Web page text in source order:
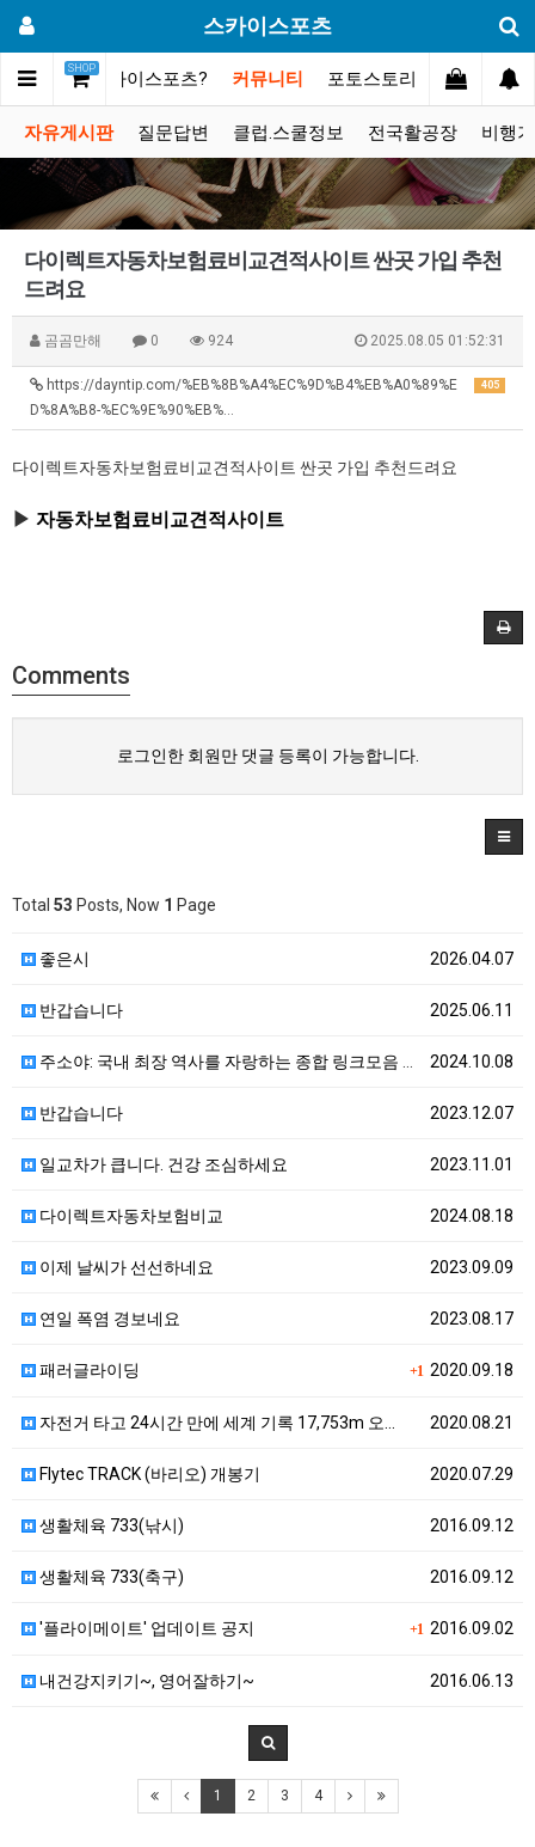
스카이스포츠
SHOP
메인 스카이스포츠? 커뮤니티 포토스토리 동영상갤러
자유게시판 질문답변 클럽.스쿨정보 전국활공장 비행
다이렉트자동차보험료비교견적사이트 싼곳 가입 추천
드려요
곰곰만해 0 924 2025.08.05 01:52:31
405
https://dayntip.com/%EB%8B%A4%EC%9D%B4%EB%A0%89%E
D%8A%B8-%EC%9E%90%EB%…
다이렉트자동차보험료비교견적사이트 싼곳 가입 추천드려요
▶ 자동차보험료비교견적사이트
Comments
로그인한 회원만 댓글 등록이 가능합니다.
Total 53 Posts, Now 1 Page
2026.04.07
좋은시
2025.06.11
반갑습니다
2024.10.08
주소야: 국내 최장 역사를 자랑하는 종합 링크모음 사이…
2023.12.07
반갑습니다
2023.11.01
일교차가 큽니다. 건강 조심하세요
2024.08.18
다이렉트자동차보험비교
2023.09.09
이제 날씨가 선선하네요
2023.08.17
연일 폭염 경보네요
+1 2020.09.18
패러글라이딩
2020.08.21
자전거 타고 24시간 만에 세계 기록 17,753m 오…
2020.07.29
Flytec TRACK (바리오) 개봉기
2016.09.12
생활체육 733(낚시)
2016.09.12
생활체육 733(축구)
+1 2016.09.02
'플라이메이트' 업데이트 공지
2016.06.13
내건강지키기~, 영어잘하기~
1 2 3 4